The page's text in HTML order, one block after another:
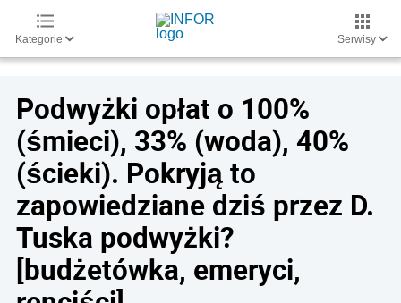
Kategorie Serwisy
Podwyżki opłat o 100%
(śmieci), 33% (woda), 40%
(ścieki). Pokryją to
zapowiedziane dziś przez D.
Tuska podwyżki?
[budżetówka, emeryci,